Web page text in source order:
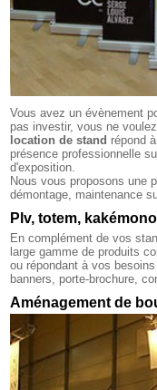
Vous avez un évènement
pas investir, vous ne
location de stand répond
présence professionnelle
d'exposition.
Nous vous proposons une
démontage, maintenance
Plv, totem,
En complément de vos
large gamme de produits
ou répondant à vos
banners, porte-brochure,
Aménagement de